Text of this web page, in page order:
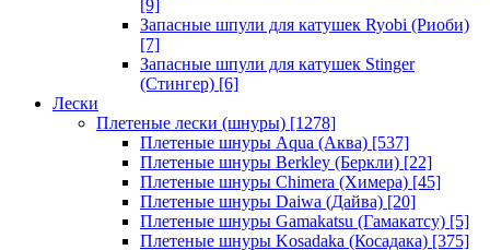
[9]
Запасные шпули для катушек Ryobi (Риоби)
[7]
Запасные шпули для катушек Stinger
(Стингер) [6]
Лески
Плетеные лески (шнуры) [1278]
Плетеные шнуры Aqua (Аква) [537]
Плетеные шнуры Berkley (Беркли) [22]
Плетеные шнуры Chimera (Химера) [45]
Плетеные шнуры Daiwa (Дайва) [20]
Плетеные шнуры Gamakatsu (Гамакатсу) [5]
Плетеные шнуры Kosadaka (Косадака) [375]